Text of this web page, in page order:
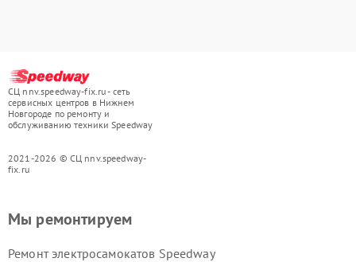
СЦ nnv.speedway-fix.ru - сеть
сервисных центров в Нижнем
Новгороде по ремонту и
обслуживанию техники Speedway
2021-2026 © СЦ nnv.speedway-
fix.ru
Мы ремонтируем
Ремонт электросамокатов Speedway